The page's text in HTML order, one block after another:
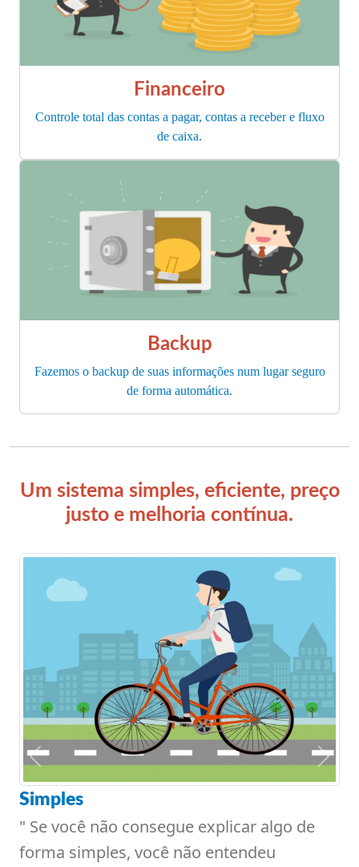
Financeiro
Controle total das contas a pagar, contas a receber e fluxo
de caixa.
Backup
Fazemos o backup de suas informações num lugar seguro
de forma automática.
Um sistema simples, eficiente, preço
justo e melhoria contínua.
explicar algo de
entendeu
Voltar